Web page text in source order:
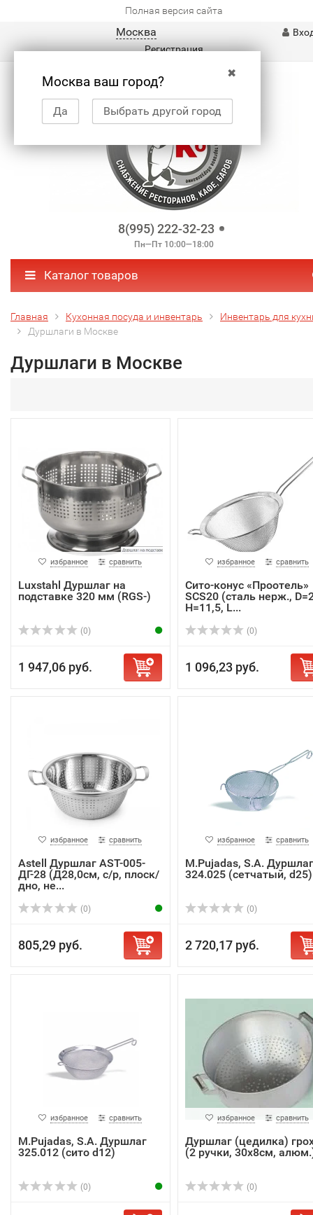
Полная версия сайта
Москва
✖
Москва ваш город?
Да Выбрать другой город
Регистрация
8(995) 222-32-23
Пн—Пт 10:00—18:00
Каталог товаров
Главная Кухонная посуда и инвентарь
Инвентарь для
Дуршлаги в Москве
Дуршлаги в Москве
избранное сравнить
Luxstahl Дуршлаг на
подставке 320 мм (RGS-)
(0)
1 947,06 руб.
избранное сравнить
Сито-конус «Проотель»
SCS20 (сталь нерж.,
H=11,5, L...
(0)
1 096,23 руб.
избранное сравнить
Astell Дуршлаг AST-005-
ДГ-28 (Д28,0см, с/р, плоск/
дно, не...
(0)
805,29 руб.
избранное сравнить
M.Pujadas, S.A. Дуршлаг
324.025 (сетчатый, d25)
(0)
2 720,17 руб.
избранное сравнить
M.Pujadas, S.A. Дуршлаг
325.012 (сито d12)
(0)
избранное сравнить
Дуршлаг (цедилка)
(2 ручки, 30х8см,
(0)